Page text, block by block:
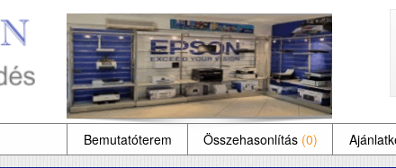
Bemutatóterem Összehasonlítás (0)